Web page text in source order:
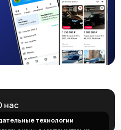
нас
технологии